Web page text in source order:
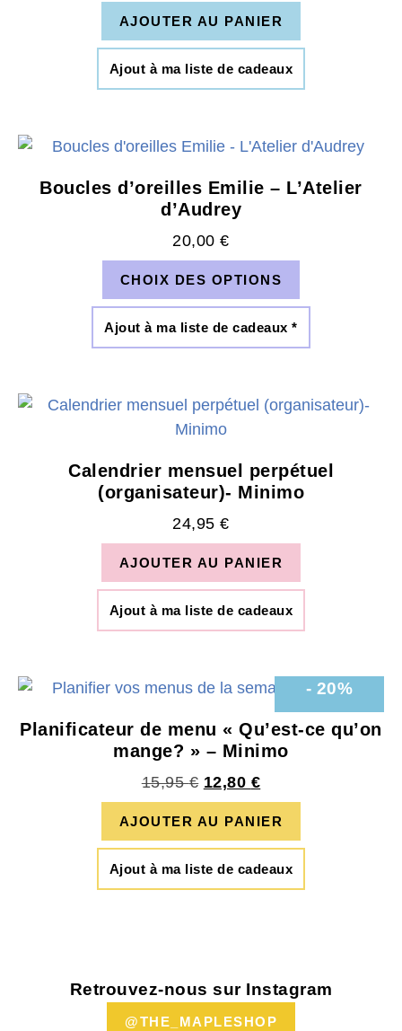
AJOUTER AU PANIER
Ajout à ma liste de cadeaux
Boucles d’oreilles Emilie – L’Atelier
d’Audrey
20,00€
CHOIX DES OPTIONS
Ajout à ma liste de cadeaux *
Calendrier mensuel perpétuel
(organisateur)- Minimo
24,95€
AJOUTER AU PANIER
Ajout à ma liste de cadeaux
- 20%
Planificateur de menu « Qu’est-ce qu’on
mange? » – Minimo
15,95€ 12,80 €
AJOUTER AU PANIER
Ajout à ma liste de cadeaux
Retrouvez-nous sur Instagram
@THE_MAPLESHOP